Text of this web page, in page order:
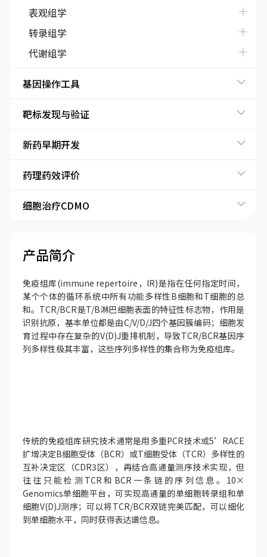
表观组学
转录组学
代谢组学
基因操作工具
靶标发现与验证
新药早期开发
药理药效评价
细胞治疗CDMO
产品简介
免疫组库(immune repertoire，IR)是指在任何指定时间，
某个个体的循环系统中所有功能多样性B细胞和T细胞的总
和。TCR/BCR是T/B淋巴细胞表面的特征性标志物，作用是
识别抗原，基本单位都是由C/V/D/J四个基因簇编码；细胞发
育过程中存在复杂的V(D)J重排机制，导致TCR/BCR基因序
列多样性极其丰富，这些序列多样性的集合称为免疫组库。
传统的免疫组库研究技术通常是用多重PCR技术或5’RACE
扩增决定B细胞受体（BCR）或T细胞受体（TCR）多样性的
互补决定区（CDR3区），再结合高通量测序技术实现，但
往往只能检测TCR和BCR一条链的序列信息。10×
Genomics单细胞平台，可实现高通量的单细胞转录组和单
细胞V(D)J测序；可以将TCR/BCR双链完美匹配，可以细化
到单细胞水平，同时获得表达谱信息。